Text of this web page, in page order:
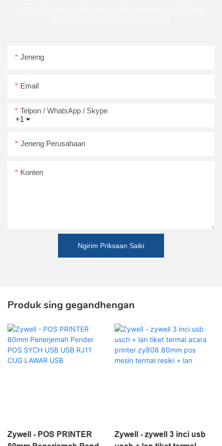
Jeneng
Email
+1
Telpon / WhatsApp / Skype
Jeneng Perusahaan
Konten
Ngirim Priksaan Saiki
Produk sing gegandhengan
Zywell - POS PRINTER
Zywell - zywell 3 inci usb